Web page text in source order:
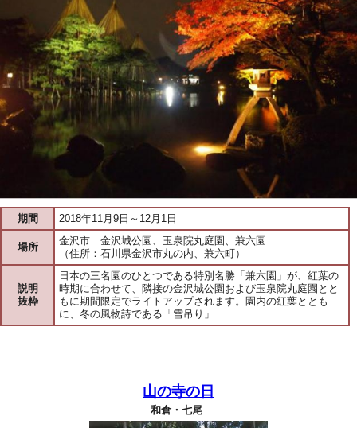
期間 2018年11月9日～12月1日
場所
金沢市 金沢城公園、玉泉院丸庭園、兼六園
（住所：石川県金沢市丸の内、兼六町）
説明
抜粋
日本の三名園のひとつである特別名勝「兼六園」が、紅葉の
時期に合わせて、隣接の金沢城公園および玉泉院丸庭園とと
もに期間限定でライトアップされます。園内の紅葉ととも
に、冬の風物詩である「雪吊り」…
山の寺の日
和倉・七尾